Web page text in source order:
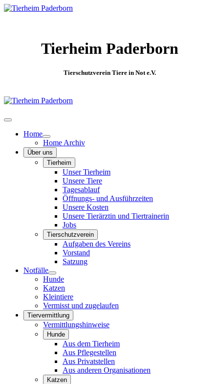
Tierheim Paderborn
Tierschutzverein Tiere in Not e.V.
Home
Home Archiv
Über uns
Tierheim
Unser Tierheim
Unsere Tiere
Tagesablauf
Öffnungs- und Ausführzeiten
Unsere Kosten
Unsere Tierärztin und Tiertrainerin
Jobs
Tierschutzverein
Aufgaben des Vereins
Vorstand
Satzung
Notfälle
Hunde
Katzen
Kleintiere
Vermisst und zugelaufen
Tiervermittlung
Vermittlungshinweise
Hunde
Aus dem Tierheim
Aus Pflegestellen
Aus Privatstellen
Aus anderen Organisationen
Katzen